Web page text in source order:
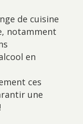
de cuisine
notamment
en
ces
une
!